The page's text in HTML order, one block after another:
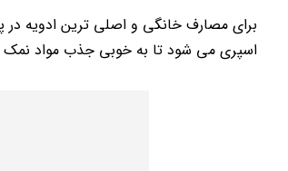
برای مصارف خانگی و اصلی ترین ادویه در
اسپری می شود تا به خوبی جذب مواد نمک